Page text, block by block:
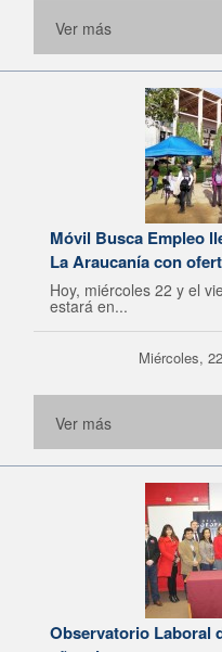
Ver más
Móvil Busca Empleo
La Araucanía con
Hoy, miércoles 22 y el
estará en...
Miércoles,
Ver más
Observatorio Laboral